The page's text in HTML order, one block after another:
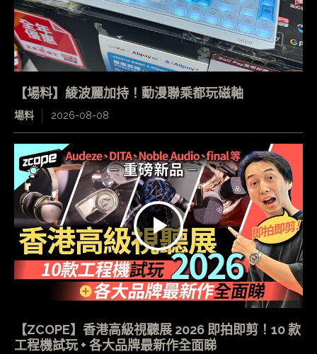
【場料】綾波麗加持！動漫聯乘都玩磁軸
場料 2026-08-08
【ZCOPE】香港高級視聽展 2026 即拍即剪！10 款
工程機試玩 + 各大品牌最新作全面睇